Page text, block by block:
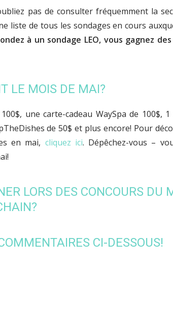
pas de consulter fréquemment la
liste de tous les sondages en cours
à un sondage LEO, vous gagnez
LE MOIS DE MAI?
une carte-cadeau WaySpa de 100$,
de 50$ et plus encore! Pour
en mai, cliquez ici. Dépêchez-vous –
LORS DES CONCOURS DU
CI-DESSOUS!